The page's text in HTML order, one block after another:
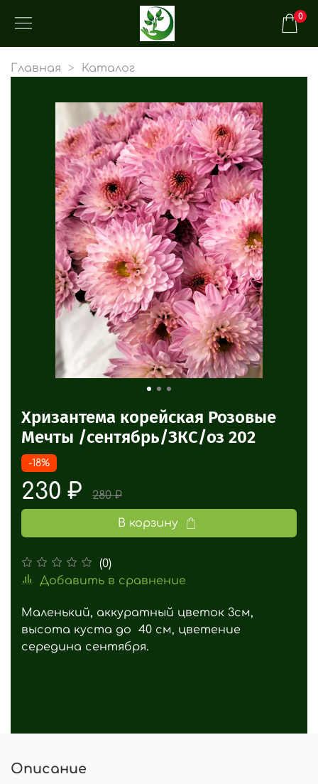
0
Главная Каталог
Хризантема корейская Розовые
Мечты /сентябрь/ЗКС/оз 202
(0)
Добавить в сравнение
-18%
230 ₽ 280 ₽
В корзину
Маленький, аккуратный цветок 3см,
высота куста до 40 см, цветение
середина сентября.
Описание